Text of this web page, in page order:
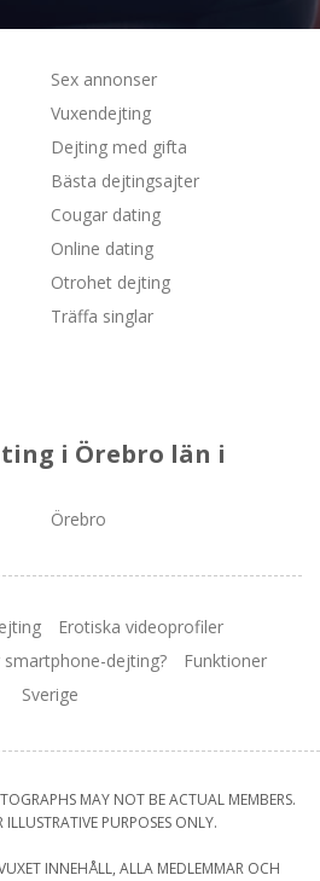
Sex annonser
Vuxendejting
Dejting med gifta
Bästa dejtingsajter
Cougar dating
Online dating
Otrohet dejting
Träffa singlar
i Örebro län i
Örebro
Erotiska videoprofiler
dejting?
Funktioner
Sverige
MAY NOT BE ACTUAL MEMBERS.
PURPOSES ONLY.
INNEHÅLL, ALLA MEDLEMMAR OCH